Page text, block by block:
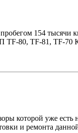
154
TF-81, TF-70 Как
которой уже
и ремонта